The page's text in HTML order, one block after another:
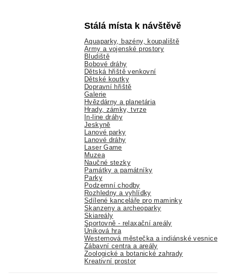
Stálá místa k návštěvě
Aquaparky, bazény, koupaliště
Army a vojenské prostory
Bludiště
Bobové dráhy
Dětská hřiště venkovní
Dětské koutky
Dopravní hřiště
Galerie
Hvězdárny a planetária
Hrady, zámky, tvrze
In-line dráhy
Jeskyně
Lanové parky
Lanové dráhy
Laser Game
Muzea
Naučné stezky
Památky a památníky
Parky
Podzemní chodby
Rozhledny a vyhlídky
Sdílené kanceláře pro maminky
Skanzeny a archeoparky
Skiareály
Sportovně - relaxační areály
Úniková hra
Westernová městečka a indiánské vesnice
Zábavní centra a areály
Zoologické a botanické zahrady
Kreativní prostor